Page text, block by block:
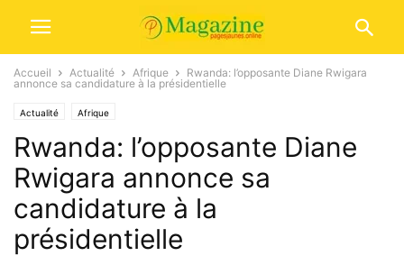
Accueil Actualité Afrique
Rwanda: l’opposante Diane Rwigara
annonce sa candidature à la présidentielle
Actualité Afrique
Rwanda: l’opposante Diane
Rwigara annonce sa
candidature à la
présidentielle